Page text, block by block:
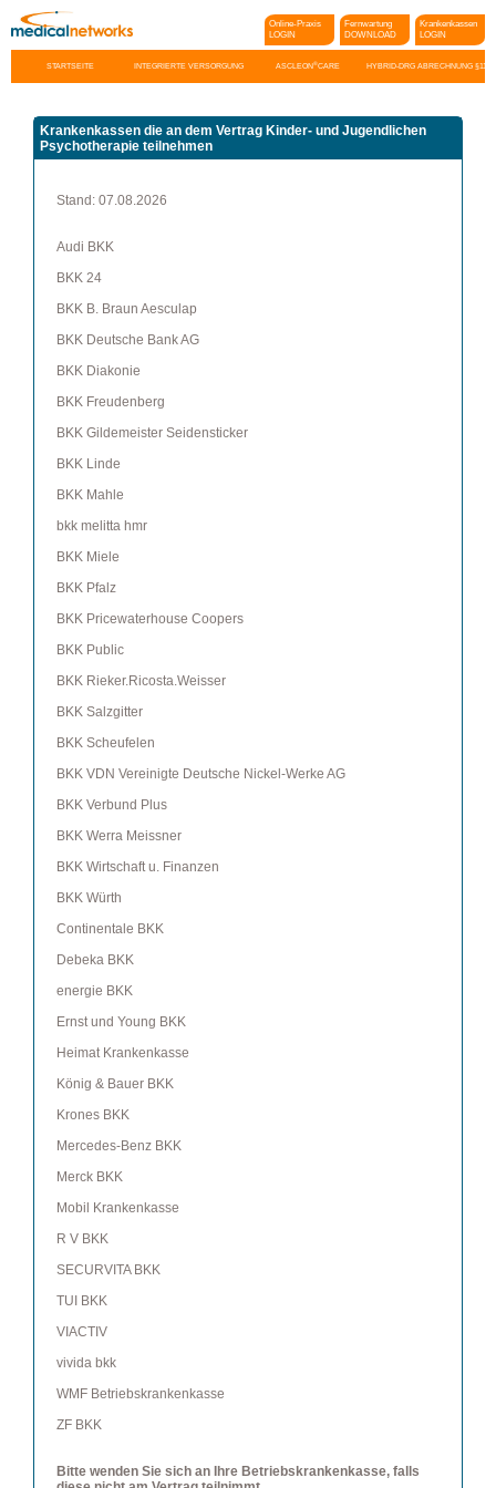
Krankenkassen
LOGIN
Fernwartung
DOWNLOAD
Online-Praxis
LOGIN
überspringen
STARTSEITE INTEGRIERTE VERSORGUNG ASCLEON®CARE HYBRID-DRG ABRECHNUNG §115F
Krankenkassen die an dem Vertrag Kinder- und Jugendlichen
Psychotherapie teilnehmen
Stand: 07.08.2026
Audi BKK
BKK 24
BKK B. Braun Aesculap
BKK Deutsche Bank AG
BKK Diakonie
BKK Freudenberg
BKK Gildemeister Seidensticker
BKK Linde
BKK Mahle
bkk melitta hmr
BKK Miele
BKK Pfalz
BKK Pricewaterhouse Coopers
BKK Public
BKK Rieker.Ricosta.Weisser
BKK Salzgitter
BKK Scheufelen
BKK VDN Vereinigte Deutsche Nickel-Werke AG
BKK Verbund Plus
BKK Werra Meissner
BKK Wirtschaft u. Finanzen
BKK Würth
Continentale BKK
Debeka BKK
energie BKK
Ernst und Young BKK
Heimat Krankenkasse
König & Bauer BKK
Krones BKK
Mercedes-Benz BKK
Merck BKK
Mobil Krankenkasse
R V BKK
SECURVITA BKK
TUI BKK
VIACTIV
vivida bkk
WMF Betriebskrankenkasse
ZF BKK
Bitte wenden Sie sich an Ihre Betriebskrankenkasse, falls